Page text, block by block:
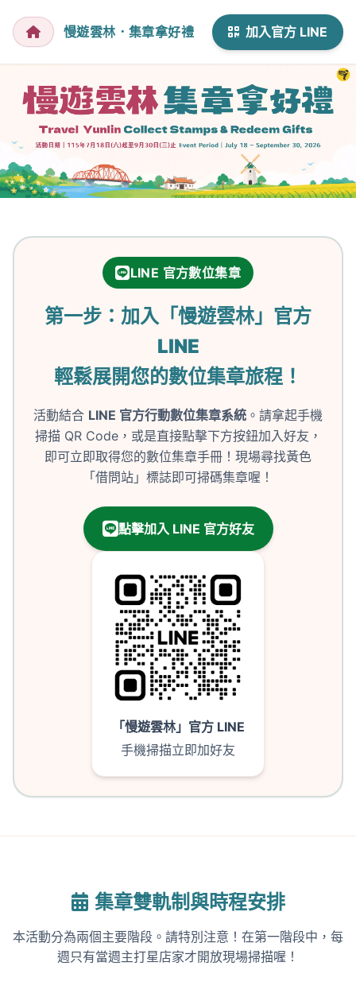
慢遊雲林．集章拿好禮 加入官方 LINE
慢遊雲林集章拿好禮
LINE 官方數位集章
第一步：加入「慢遊雲林」官方
LINE
輕鬆展開您的數位集章旅程！
活動結合 LINE 官方行動數位集章系統 。請拿起手機
掃描 QR Code，或是直接點擊下方按鈕加入好友，
即可立即取得您的數位集章手冊！現場尋找黃色
「借問站」標誌即可掃碼集章喔！
點擊加入 LINE 官方好友
「慢遊雲林」官方 LINE
手機掃描立即加好友
集章雙軌制與時程安排
本活動分為兩個主要階段。請特別注意！在第一階段中，每
週只有當週主打星店家才開放現場掃描喔！